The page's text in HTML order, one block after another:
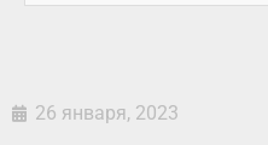
26 января, 2023